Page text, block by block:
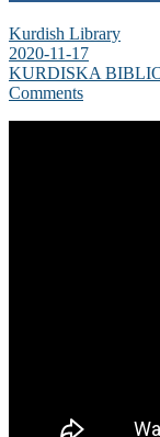
Kurdish Library
2020-11-17
KURDISKA
Comments